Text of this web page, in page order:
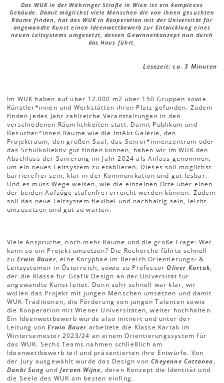
Das WUK in der Währinger Straße in Wien ist ein komplexes
Gebäude. Damit möglichst viele Menschen die von ihnen gesuchten
Räume finden, hat das WUK in Kooperation mit der Universität für
angewandte Kunst einen Ideenwettbewerb zur Entwicklung eines
neuen Leitsystems umgesetzt, dessen Gewinnerkonzept nun durch
das Haus führt.
Lesezeit: ca. 3 Minuten
Im WUK haben auf über 12.000 m2 über 150 Gruppen sowie
Künstler*innen und Werkstätten ihren Platz gefunden. Zudem
finden jedes Jahr zahlreiche Veranstaltungen in den
verschiedenen Räumlichkeiten statt. Damit Publikum und
Besucher*innen Räume wie die IntAkt Galerie, den
Projektraum, den großen Saal, das Senior*innenzentrum oder
das Schulkollektiv gut finden können, haben wir im WUK den
Abschluss der Sanierung im Jahr 2024 als Anlass genommen,
um ein neues Leitsystem zu etablieren. Dieses soll möglichst
barrierefrei sein, klar in der Kommunikation und gut lesbar.
Und es muss Wege weisen, wie die einzelnen Orte über einen
der beiden Aufzüge stufenfrei erreicht werden können. Zudem
soll das neue Leitsystem flexibel und nachhaltig sein, leicht
umzusetzen und gut zu warten.
Viele Ansprüche, noch mehr Räume und die große Frage: Wer
kann so ein Projekt umsetzen? Die Recherche führte schnell
zu Erwin Bauer, eine Koryphäe im Bereich Orientierungs- &
Leitsystemen in Österreich, sowie zu ProfessorOliver Kartak,
der die Klasse für Grafik Design an der Universität für
angewandte Kunst leitet. Denn sehr schnell war klar, wir
wollen das Projekt mit jungen Menschen umsetzen und damit
WUK-Traditionen, die Förderung von jungen Talenten sowie
die Kooperation mit Wiener Universitäten, weiter hochhalten.
Ein Ideenwettbewerb wurde also initiiert und unter der
Leitung von Erwin Bauer arbeitete die Klasse Kartak im
Wintersemester 2023/24 an einem Orientierungssystem für
das WUK. Sechs Teams nahmen schließlich am
Ideenwettbewerb teil und präsentierten ihre Entwürfe. Von
der Jury ausgewählt wurde das Design vonCheyenne Cattaneo,
Danbi Sung und Jeroen Wijne, deren Konzept die Identität und
die Seele des WUK am besten einfing.